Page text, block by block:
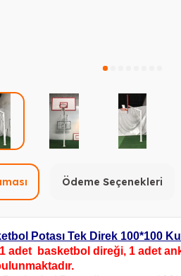
Ödeme Seçenekleri
Potası Tek Direk 100*100
adet basketbol direği, 1 adet